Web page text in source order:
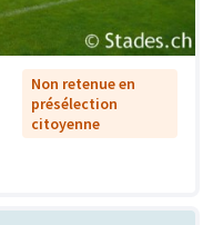
Non retenue en
présélection
citoyenne